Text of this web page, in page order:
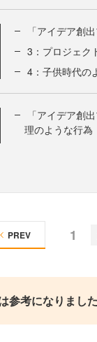
「アイデア創
3：プロジェク
4：子供時代の
「アイデア創
理のような行為
1
PREV
参考になりまし